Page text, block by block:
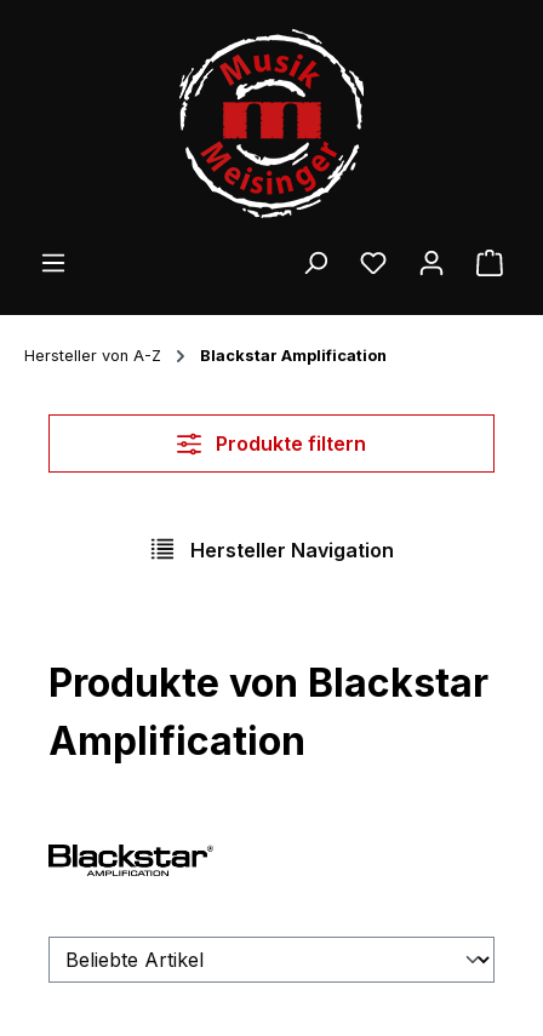
Hersteller von A-Z Blackstar Amplification
Produkte filtern
Hersteller Navigation
Produkte von Blackstar
Amplification